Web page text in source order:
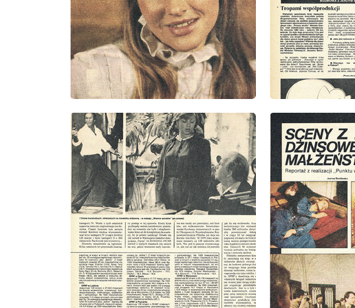
wydanie: 15/1980 wydanie: 15/1980